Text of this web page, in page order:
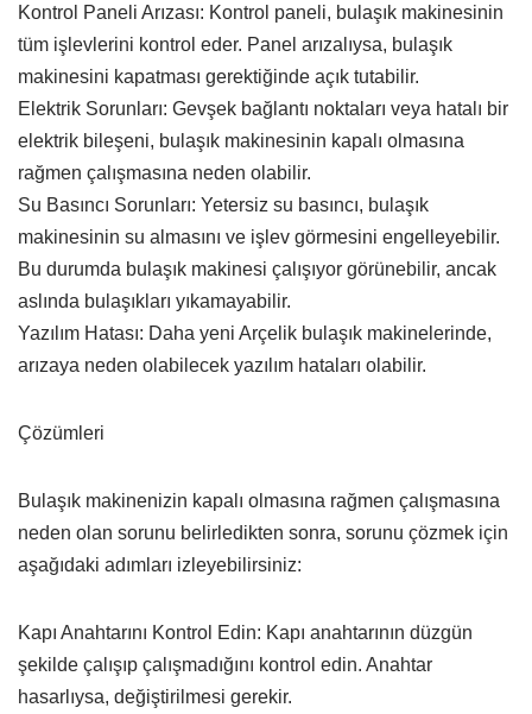
Kontrol Paneli Arızası: Kontrol paneli, bulaşık makinesinin
tüm işlevlerini kontrol eder. Panel arızalıysa, bulaşık
makinesini kapatması gerektiğinde açık tutabilir.
Elektrik Sorunları: Gevşek bağlantı noktaları veya hatalı bir
elektrik bileşeni, bulaşık makinesinin kapalı olmasına
rağmen çalışmasına neden olabilir.
Su Basıncı Sorunları: Yetersiz su basıncı, bulaşık
makinesinin su almasını ve işlev görmesini engelleyebilir.
Bu durumda bulaşık makinesi çalışıyor görünebilir, ancak
aslında bulaşıkları yıkamayabilir.
Yazılım Hatası: Daha yeni Arçelik bulaşık makinelerinde,
arızaya neden olabilecek yazılım hataları olabilir.
Çözümleri
Bulaşık makinenizin kapalı olmasına rağmen çalışmasına
neden olan sorunu belirledikten sonra, sorunu çözmek için
aşağıdaki adımları izleyebilirsiniz:
Kapı Anahtarını Kontrol Edin: Kapı anahtarının düzgün
şekilde çalışıp çalışmadığını kontrol edin. Anahtar
hasarlıysa, değiştirilmesi gerekir.